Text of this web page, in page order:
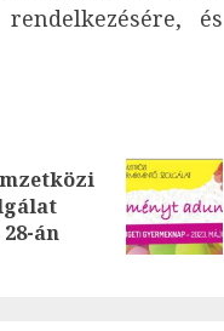
és
28-án